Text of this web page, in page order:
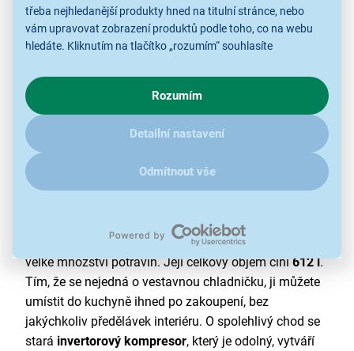
třeba nejhledanější produkty hned na titulní stránce, nebo
vám upravovat zobrazení produktů podle toho, co na webu
hledáte. Kliknutím na tlačítko „rozumím“ souhlasíte
chování na webu pro zobrazení cílených reklam. Pokud vás
zajímají detaily, jak u nás s cookies a dalšími údaji pracujeme,
kliknětesem.
Rozumím
Detailní nastavení
Odmítnout vše
Úsporná a s velkou kapacitou
RF793N4SASE s luxusním povrchem z nerezové oceli
je skvělým řešením pro ty, kteří potřebují uskladnit
velké množství potravin. Její celkový objem činí612 l.
Tím, že se nejedná o vestavnou chladničku, ji můžete
umístit do kuchyně ihned po zakoupení, bez
jakýchkoliv předělávek interiéru. O spolehlivý chod se
stará invertorový kompresor, který je odolný, vytváří